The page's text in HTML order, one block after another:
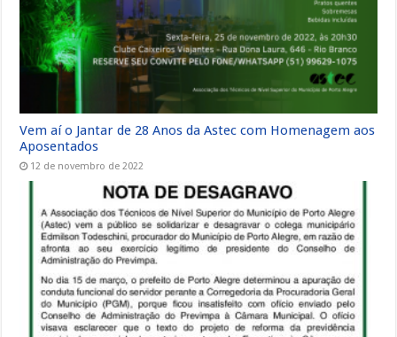
Vem aí o Jantar de 28 Anos da Astec com Homenagem aos
Aposentados
12 de novembro de 2022